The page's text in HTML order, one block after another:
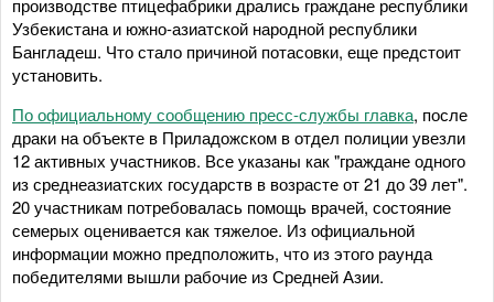
производстве птицефабрики дрались граждане республики
Узбекистана и южно-азиатской народной республики
Бангладеш. Что стало причиной потасовки, еще предстоит
установить.
По официальному сообщению пресс-службы главка, после
драки на объекте в Приладожском в отдел полиции увезли
12 активных участников. Все указаны как "граждане одного
из среднеазиатских государств в возрасте от 21 до 39 лет".
20 участникам потребовалась помощь врачей, состояние
семерых оценивается как тяжелое. Из официальной
информации можно предположить, что из этого раунда
победителями вышли рабочие из Средней Азии.